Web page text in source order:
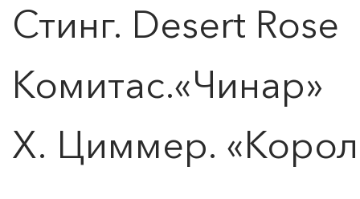
Стинг. Desert Rose
Комитас.«Чинар»
Х. Циммер.
ЧТО ЗНАЕТ О ЛЮБВИ
ЛЮБОВЬ… Концерт Анны
Подробнее